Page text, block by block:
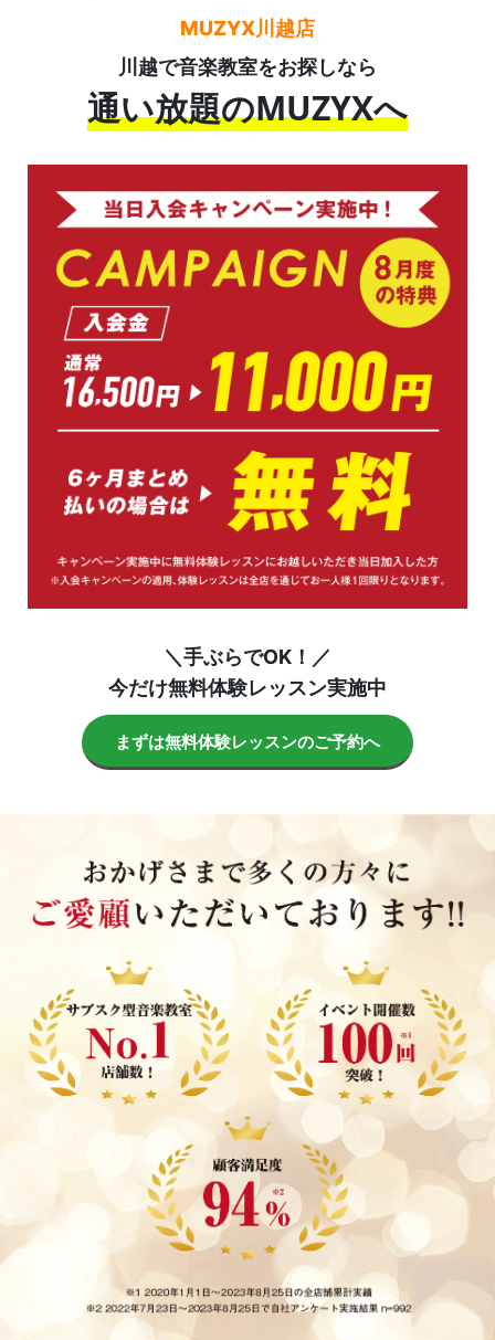
MUZYX川越店
川越で音楽教室をお探しなら
通い放題のMUZYXへ
＼手ぶらでOK！／
今だけ無料体験レッスン実施中
まずは無料体験レッスンのご予約へ